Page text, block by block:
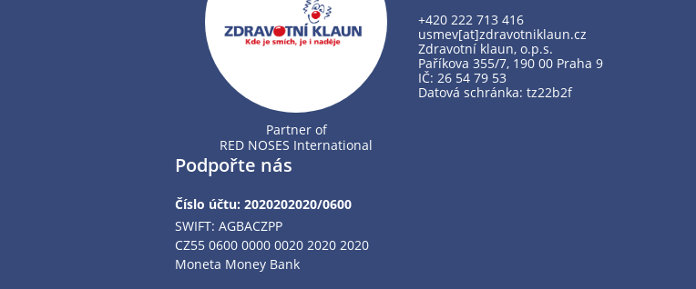
Partner of
RED NOSES International
Podpořte nás
Číslo účtu: 2020202020/0600
SWIFT: AGBACZPP
CZ55 0600 0000 0020 2020 2020
Moneta Money Bank
+420 222 713 416
usmev[at]zdravotniklaun.cz
Zdravotní klaun, o.p.s.
Paříkova 355/7, 190 00 Praha 9
IČ: 26 54 79 53
Datová schránka: tz22b2f